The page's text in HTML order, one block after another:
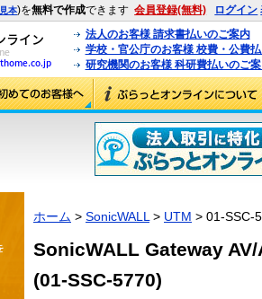
見本)を無料で作成できます 会員登録(無料) ログイン
法人のお客様 請求書払いのご案内
学校・官公庁のお客様 校費・公費
研究機関のお客様 科研費払いのご
ホーム > SonicWALL > UTM > 01-SSC-
SonicWALL Gateway
(01-SSC-5770)